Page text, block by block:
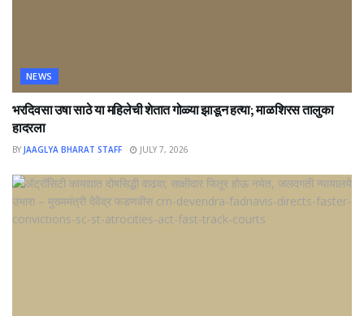
NEWS
भरदिवसा उषा साठे या महिलेची शेतात गोळ्या झाडून हत्या; माळशिरस तालुका
हादरला
BY JAAGLYA BHARAT STAFF JULY 7, 2026